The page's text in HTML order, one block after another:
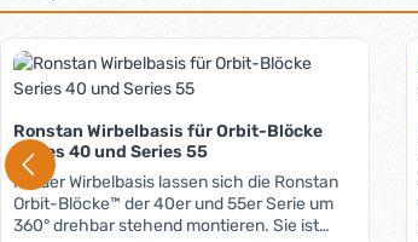
Produktgalerie überspringen
Ronstan Wirbelbasis für Orbit-Blöcke
Series 40 und Series 55
Mit der Wirbelbasis lassen sich die Ronstan
Orbit-Blöcke™ der 40er und 55er Serie um
360° drehbar stehend montieren. Sie ist